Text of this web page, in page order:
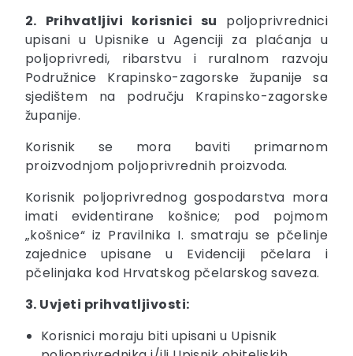
2. Prihvatljivi korisnici su poljoprivrednici
upisani u Upisnike u Agenciji za plaćanja u
poljoprivredi, ribarstvu i ruralnom razvoju
Podružnice Krapinsko-zagorske županije sa
sjedištem na području Krapinsko-zagorske
županije.
Korisnik se mora baviti primarnom
proizvodnjom poljoprivrednih proizvoda.
Korisnik poljoprivrednog gospodarstva mora
imati evidentirane košnice; pod pojmom
„košnice“ iz Pravilnika I. smatraju se pčelinje
zajednice upisane u Evidenciji pčelara i
pčelinjaka kod Hrvatskog pčelarskog saveza.
3. Uvjeti prihvatljivosti:
Korisnici moraju biti upisani u Upisnik